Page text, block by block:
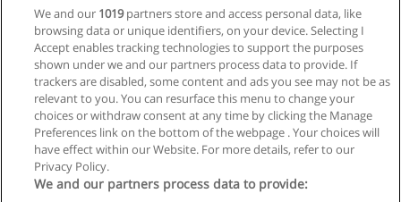
Pós-graduação em Clínica Médica
Portal F - Seu Futuro Hoje
Solicitar informações
Regras de uso
We and our 1019partners store and access personal data, like
browsing data or unique identifiers, on your device. Selecting I
Accept enables tracking technologies to support the purposes
shown under we and our partners process data to provide. If
trackers are disabled, some content and ads you see may not be as
relevant to you. You can resurface this menu to change your
choices or withdraw consent at any time by clicking the Manage
Preferences link on the bottom of the webpage . Your choices will
have effect within our Website. For more details, refer to our
Privacy Policy.
We and our partners process data to provide: